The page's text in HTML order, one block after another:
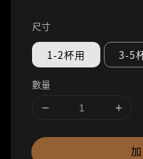
尺寸
1-2杯用 3-5
數量